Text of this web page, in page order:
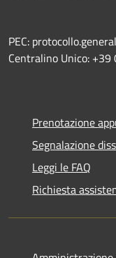
PEC:
Centralino Unico:
Prenotazione
Segnalazione
Leggi le FAQ
Richiesta